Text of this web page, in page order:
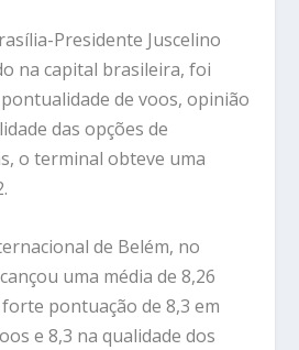
Presidente Juscelino
na capital brasileira, foi
de voos, opinião
das opções de
o terminal obteve uma
de Belém, no
uma média de 8,26
pontuação de 8,3 em
e 8,3 na qualidade dos